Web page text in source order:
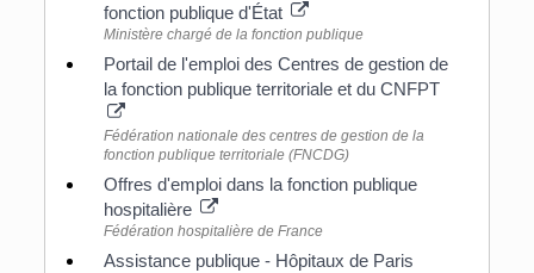
fonction publique d'État
Ministère chargé de la fonction publique
Portail de l'emploi des Centres de gestion de
la fonction publique territoriale et du CNFPT
Fédération nationale des centres de gestion de la
fonction publique territoriale (FNCDG)
Offres d'emploi dans la fonction publique
hospitalière
Fédération hospitalière de France
Assistance publique - Hôpitaux de Paris